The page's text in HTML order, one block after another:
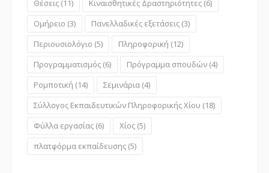
Θέσεις (11) Κιναισθητικές Δραστηριότητες (6)
Ομήρειο (3) Πανελλαδικές εξετάσεις (3)
Περιουσιολόγιο (5) Πληροφορική (12)
Προγραμματισμός (6) Πρόγραμμα σπουδών (4)
Ρομποτική (14) Σεμινάρια (4)
Σύλλογος Εκπαιδευτικών Πληροφορικής Χίου (18)
Φύλλα εργασίας (6) Χίος (5)
πλατφόρμα εκπαίδευσης (5)